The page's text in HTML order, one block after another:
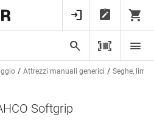
Attrezzi manuali generici Seghe, lime
Softgrip